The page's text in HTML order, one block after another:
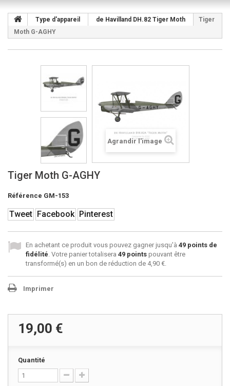
Type d'appareil de Havilland DH.82 Tiger Moth
Tiger
Moth G-AGHY
Agrandir l'image
Tiger Moth G-AGHY
Référence GM-153
Tweet Facebook Pinterest
En achetant ce produit vous pouvez gagner jusqu'à 49 points de
fidélité. Votre panier totalisera 49 points pouvant être
transformé(s) en un bon de réduction de 4,90 €.
Imprimer
19,00 €
Quantité